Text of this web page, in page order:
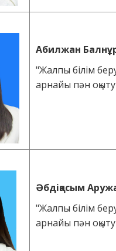
Абилжан
"Жалпы білім
арнайы пән
Әбдіқасым
"Жалпы білім
арнайы пән